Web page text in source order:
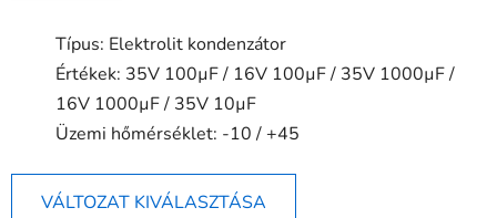
Típus: Elektrolit kondenzátor
Értékek: 35V 100µF / 16V 100µF / 35V 1000µF /
16V 1000µF / 35V 10µF
Üzemi hőmérséklet: -10 / +45
VÁLTOZAT KIVÁLASZTÁSA